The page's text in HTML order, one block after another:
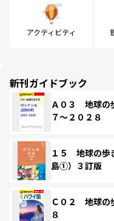
アクティビティ
新刊ガイドブック
Ａ０３ 地球の
７～２０２８
１５ 地球の
島①）３訂版
Ｃ０２ 地球の
８